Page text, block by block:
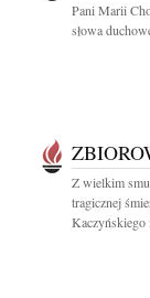
Pani Marii
słowa
Z wielkim
tragicznej
Kaczyńskiego